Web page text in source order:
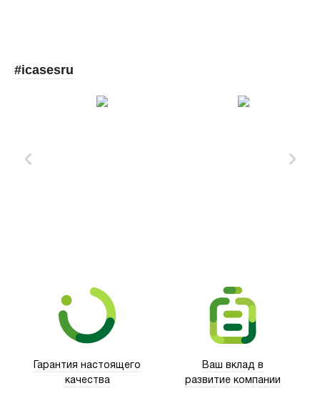
#icasesru
Гарантия настоящего
качества
Ваш вклад в
развитие компании